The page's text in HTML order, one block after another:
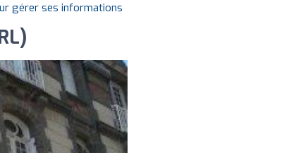
gérer ses informations